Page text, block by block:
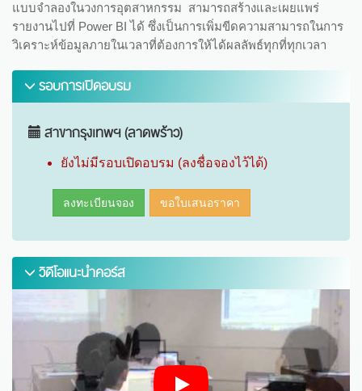
แบบจำลองในวงการอุตสาหกรรม สามารถสร้างและเผยแพร่
รายงานไปที่ Power BI ได้ ซึ่งเป็นการเพิ่มขีดความสามารถในการ
วิเคราะห์ข้อมูลภายในเวลาที่ต้องการให้ได้ผลลัพธ์ทุกที่ทุกเวลา
รอบการเปิดอบรม
สาขากรุงเทพฯ (ลาดพร้าว)
ยังไม่มีรอบเปิดอบรม (ลงชื่อจองไว้ได้)
ลงทะเบียนจอง ขอใบเสนอราคา
วิดีโอแนะนำคอร์ส